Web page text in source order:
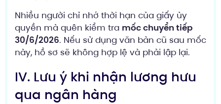
Nhiều người chỉ nhớ thời hạn của giấy ủy
quyền mà quên kiểm tra mốc chuyển tiếp
30/6/2026. Nếu sử dụng văn bản cũ sau mốc
này, hồ sơ sẽ không hợp lệ và phải lập lại.
IV. Lưu ý khi nhận lương hưu
qua ngân hàng